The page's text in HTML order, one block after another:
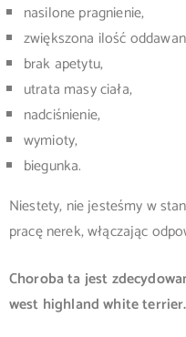
nasilone pragnienie,
zwiększona ilość
brak apetytu,
utrata masy ciała,
nadciśnienie,
wymioty,
biegunka.
Niestety, nie jesteśmy w
pracę nerek, włączając
Choroba ta jest
west highland white terrier.